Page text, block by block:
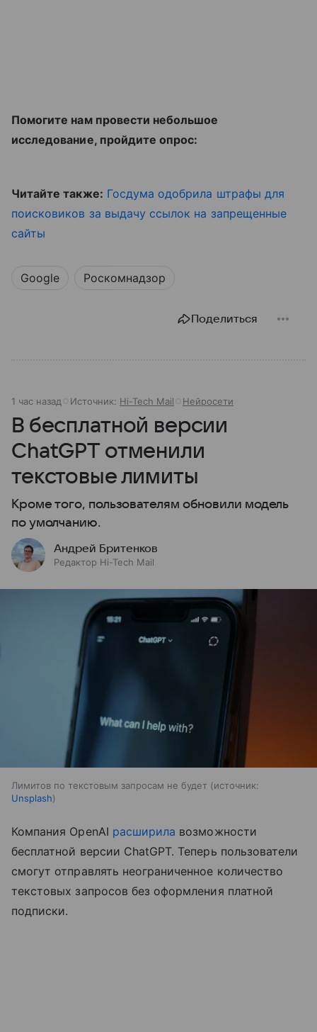
Помогите нам провести небольшое
исследование, пройдите опрос:
Читайте также: Госдума одобрила штрафы для
поисковиков за выдачу ссылок на запрещенные
сайты
Google Роскомнадзор
Поделиться
1 час назад Источник: Hi-Tech Mail Нейросети
В бесплатной версии
ChatGPT отменили
текстовые лимиты
Кроме того, пользователям обновили модель
по умолчанию.
Андрей Бритенков
Редактор Hi-Tech Mail
Лимитов по текстовым запросам не будет
источник:
Unsplash
Компания OpenAI расширила возможности
бесплатной версии ChatGPT. Теперь пользователи
смогут отправлять неограниченное количество
текстовых запросов без оформления платной
подписки.